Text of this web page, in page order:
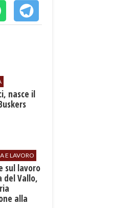
nasce il
E LAVORO
sul lavoro
del Vallo,
alla